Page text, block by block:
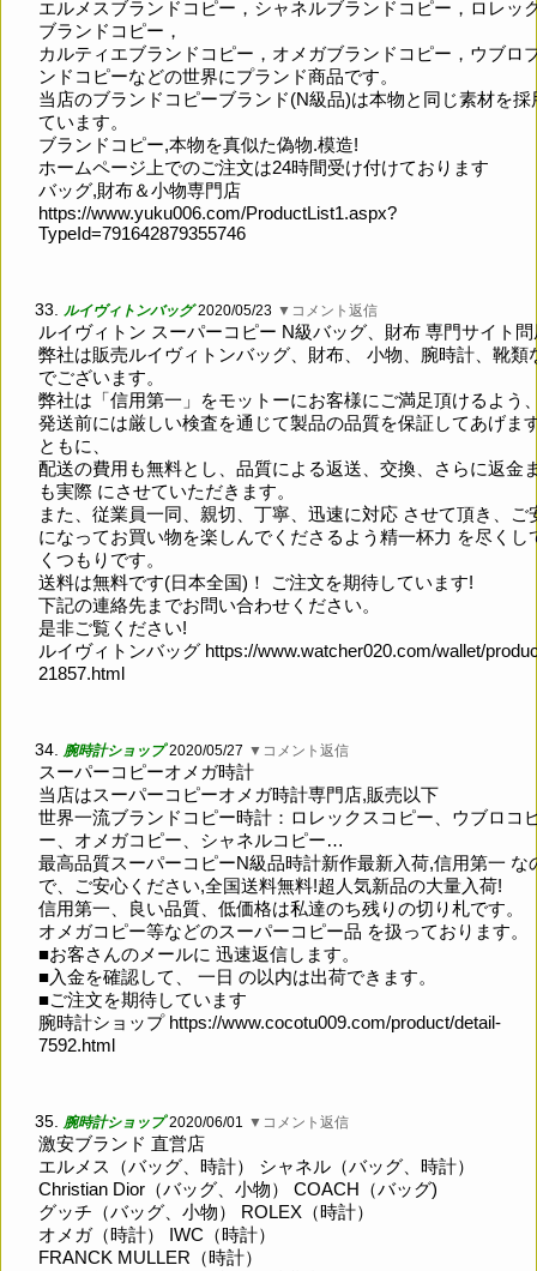
エルメスブランドコピー，シャネルブランドコピー，ロレッ
ブランドコピー，
カルティエブランドコピー，オメガブランドコピー，ウブロ
ンドコピーなどの世界にプランド商品です。
当店のブランドコピーブランド(N級品)は本物と同じ素材を採
ています。
ブランドコピー,本物を真似た偽物.模造!
ホームページ上でのご注文は24時間受け付けております
バッグ,財布＆小物専門店
https://www.yuku006.com/ProductList1.aspx?
TypeId=791642879355746
33. ルイヴィトンバッグ 2020/05/23 ▼コメント返信
ルイヴィトン スーパーコピー N級バッグ、財布 専門サイト問
弊社は販売ルイヴィトンバッグ、財布、 小物、腕時計、靴類
でございます。
弊社は「信用第一」をモットーにお客様にご満足頂けるよう
発送前には厳しい検査を通じて製品の品質を保証してあげま
ともに、
配送の費用も無料とし、品質による返送、交換、さらに返金
も実際 にさせていただきます。
また、従業員一同、親切、丁寧、迅速に対応 させて頂き、ご
になってお買い物を楽しんでくださるよう精一杯力 を尽くし
くつもりです。
送料は無料です(日本全国)！ ご注文を期待しています!
下記の連絡先までお問い合わせください。
是非ご覧ください!
ルイヴィトンバッグ https://www.watcher020.com/wallet/
21857.html
34. 腕時計ショップ 2020/05/27 ▼コメント返信
スーパーコピーオメガ時計
当店はスーパーコピーオメガ時計専門店,販売以下
世界一流ブランドコピー時計：ロレックスコピー、ウブロコ
ー、オメガコピー、シャネルコピー…
最高品質スーパーコピーN級品時計新作最新入荷,信用第一 な
で、ご安心ください,全国送料無料!超人気新品の大量入荷!
信用第一、良い品質、低価格は私達のち残りの切り札です。
オメガコピー等などのスーパーコピー品 を扱っております。
■お客さんのメールに 迅速返信します。
■入金を確認して、 一日 の以内は出荷できます。
■ご注文を期待しています
腕時計ショップ https://www.cocotu009.com/product/detail-
7592.html
35. 腕時計ショップ 2020/06/01 ▼コメント返信
激安ブランド 直営店
エルメス（バッグ、時計） シャネル（バッグ、時計）
Christian Dior（バッグ、小物） COACH（バッグ)
グッチ（バッグ、小物） ROLEX（時計）
オメガ（時計） IWC（時計）
FRANCK MULLER（時計）